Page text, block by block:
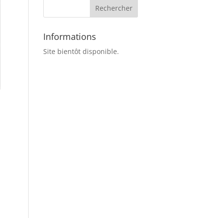
Informations
Site bientôt disponible.